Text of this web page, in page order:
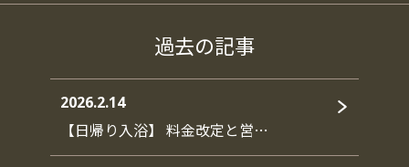
過去の記事
2026.2.14
【日帰り入浴】 料金改定と営…